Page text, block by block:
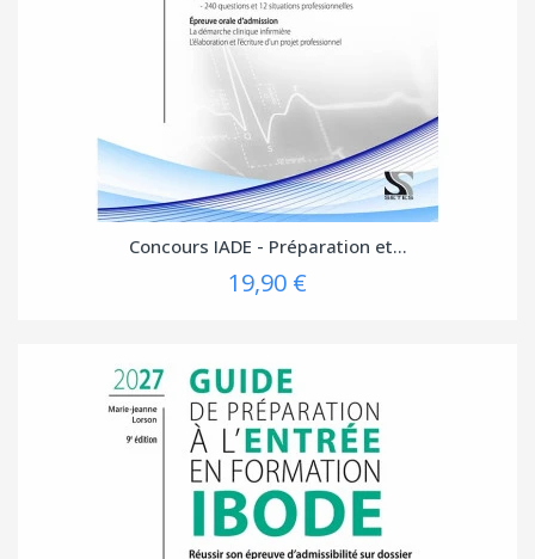
Concours IADE - Préparation et...
19,90 €